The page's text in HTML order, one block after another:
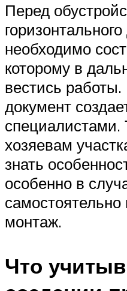
Перед
необходимо
которому в
вестись работы.
документ
хозяевам
знать
особенно в
самостоятельно
монтаж.
Что